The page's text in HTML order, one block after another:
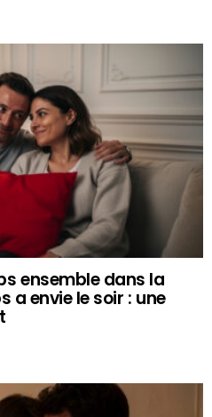
ensemble dans la
a envie le soir : une